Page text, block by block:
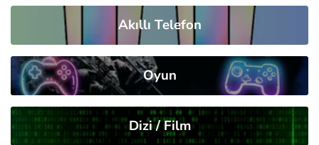
Akıllı Telefon
Oyun
Dizi / Film